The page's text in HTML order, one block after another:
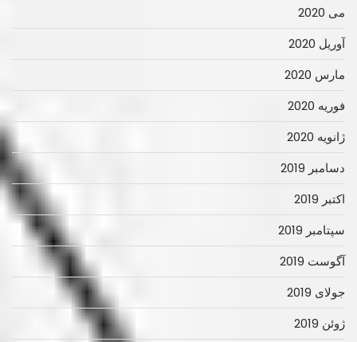
می 2020
آوریل 2020
مارس 2020
فوریه 2020
ژانویه 2020
دسامبر 2019
اکتبر 2019
سپتامبر 2019
آگوست 2019
جولای 2019
ژوئن 2019